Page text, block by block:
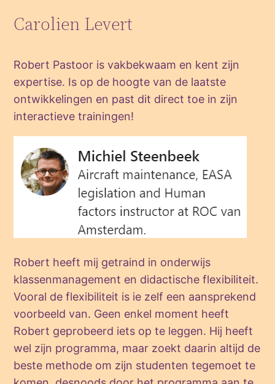
Carolien Levert
Robert Pastoor is vakbekwaam en kent zijn
expertise. Is op de hoogte van de laatste
ontwikkelingen en past dit direct toe in zijn
interactieve trainingen!
Robert heeft mij getraind in onderwijs
klassenmanagement en didactische flexibiliteit.
Vooral de flexibiliteit is ie zelf een aansprekend
voorbeeld van. Geen enkel moment heeft
Robert geprobeerd iets op te leggen. Hij heeft
wel zijn programma, maar zoekt daarin altijd de
beste methode om zijn studenten tegemoet te